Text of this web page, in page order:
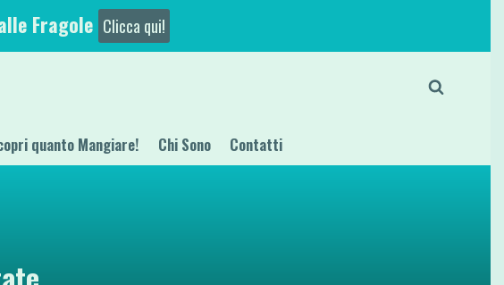
Fragole Clicca qui!
quanto Mangiare! Chi Sono Contatti